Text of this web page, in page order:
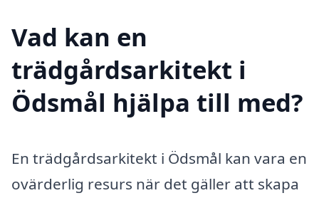
Vad kan en
trädgårdsarkitekt i
Ödsmål hjälpa till med?
En trädgårdsarkitekt i Ödsmål kan vara en
ovärderlig resurs när det gäller att skapa